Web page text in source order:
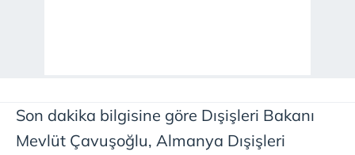
Son dakika bilgisine göre Dışişleri Bakanı
Mevlüt Çavuşoğlu, Almanya Dışişleri